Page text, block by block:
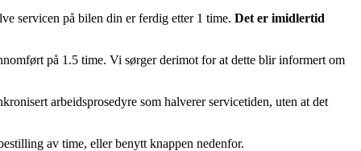
servicen på bilen din er ferdig etter 1 time. Det er imidlertid
på 1.5 time. Vi sørger derimot for at dette blir informert om
arbeidsprosedyre som halverer servicetiden, uten at det
av time, eller benytt knappen nedenfor.